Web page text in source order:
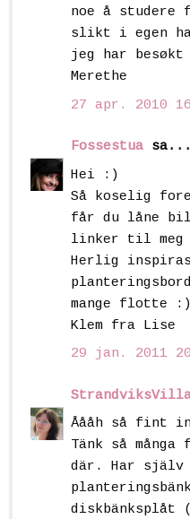
noe å studere
slikt i egen
jeg har
Merethe
27 apr. 2010
Fossestua sa...
Hei :)
Så koselig
får du låne
linker til meg
Herlig
mange flotte :)
Klem fra Lise
29 jan. 2011
Åååh så fint
Tänk så
där. Har själv
diskbänksplåt